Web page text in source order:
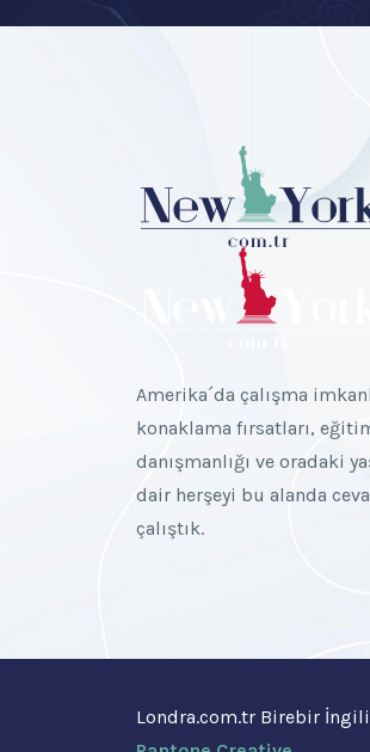
Amerika´da çalışma
konaklama fırsatları,
danışmanlığı ve oradaki
dair herşeyi bu alanda
çalıştık.
Londra.com.tr Birebir